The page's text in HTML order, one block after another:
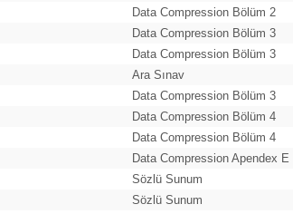
Data Compression Bölüm 2
Data Compression Bölüm 3
Data Compression Bölüm 3
Ara Sınav
Data Compression Bölüm 3
Data Compression Bölüm 4
Data Compression Bölüm 4
Data Compression Apendex E
Sözlü Sunum
Sözlü Sunum